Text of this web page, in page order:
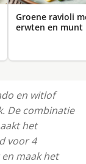
Groene ravioli
erwten en munt
en witlof
De combinatie
het
voor 4
maak het